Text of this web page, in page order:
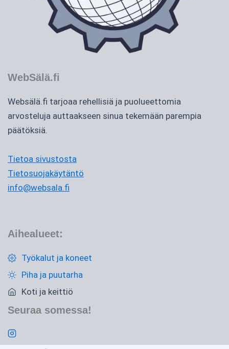
WebSälä.fi
Websälä.fi tarjoaa rehellisiä ja puolueettomia
arvosteluja auttaakseen sinua tekemään parempia
päätöksiä.
Tietoa sivustosta
Tietosuojakäytäntö
info@websala.fi
Aihealueet:
Työkalut ja koneet
Piha ja puutarha
Koti ja keittiö
Seuraa somessa!